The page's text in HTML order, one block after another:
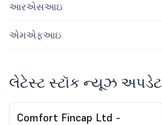
આરએસઆઇ
એમએફઆઇ
લેટેસ્ટ સ્ટૉક ન્યૂઝ અપડેટ
Comfort Fincap Ltd -